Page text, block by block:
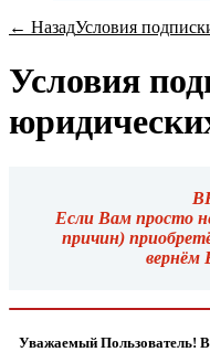
← НазадУсловия
Условия
Если Вам просто
причин)
вернём
Уважаемый Пользователь!